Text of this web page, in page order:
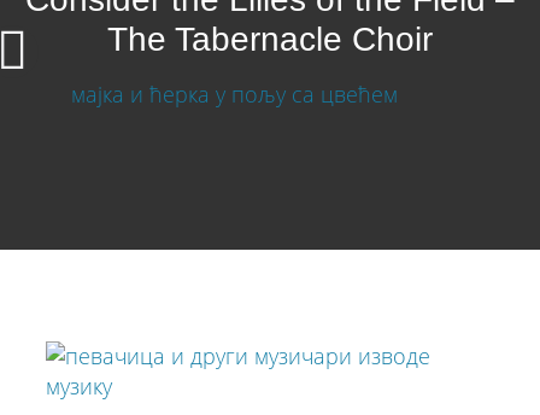
The Tabernacle Choir